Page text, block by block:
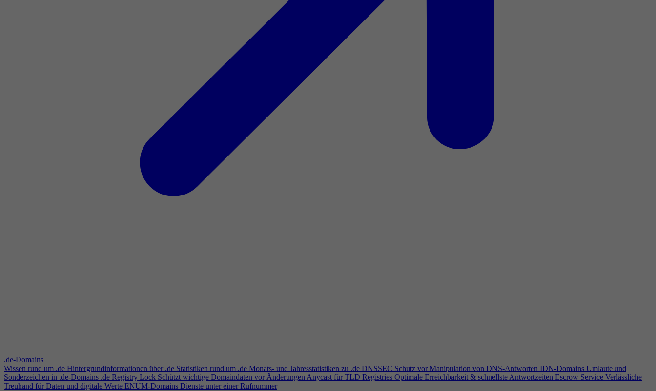
.de-Domains
Wissen rund um .de Hintergrundinformationen über .de Statistiken rund um .de Monats- und Jahresstatistiken zu .de DNSSEC Schutz vor Manipulation von DNS-Antworten IDN-Domains Umlaute und
Sonderzeichen in .de-Domains .de Registry Lock Schützt wichtige Domaindaten vor ÄnderungenAnycast für TLD Registries Optimale Erreichbarkeit & schnellste Antwortzeiten Escrow Service Verlässliche
Treuhand für Daten und digitale Werte ENUM-Domains Dienste unter einer Rufnummer